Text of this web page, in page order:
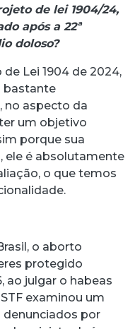
de lei 1904/24,
após a 22ª
doloso?
de Lei 1904 de 2024,
bastante
no aspecto da
um objetivo
porque sua
ele é absolutamente
o que temos
o aborto
protegido
ao julgar o habeas
examinou um
por